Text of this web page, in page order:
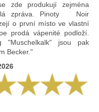
zde produkují zejména
zpráva. Pinoty Noir
o první místo ve vlastní
prodá vápenité podloží.
"Muschelkalk" jsou pak
Becker."